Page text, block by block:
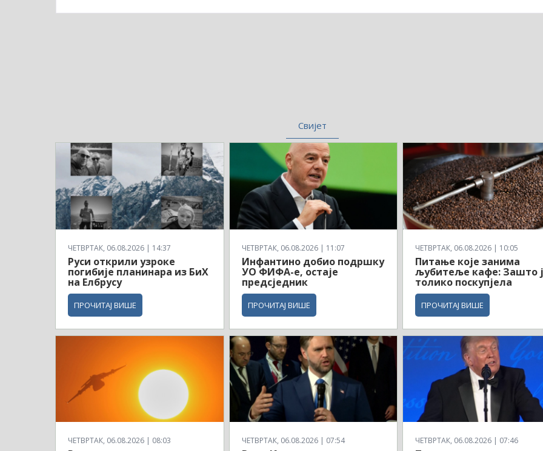
Свијет
ЧЕТВРТАК, 06.08.2026 | 14:37
Руси открили узроке
погибије планинара из БиХ
на Елбрусу
ПРОЧИТАЈ ВИШЕ
ЧЕТВРТАК, 06.08.2026 | 11:07
Инфантино добио подршку
УО ФИФА-е, остаје
предсједник
ПРОЧИТАЈ ВИШЕ
ЧЕТВРТАК, 06.08.2026 | 10:05
Питање које занима
љубитеље кафе: Зашто
толико поскупјела
ПРОЧИТАЈ ВИШЕ
ЧЕТВРТАК, 06.08.2026 | 08:03 ЧЕТВРТАК, 06.08.2026 | 07:54 ЧЕТВРТАК, 06.08.2026 | 07:46